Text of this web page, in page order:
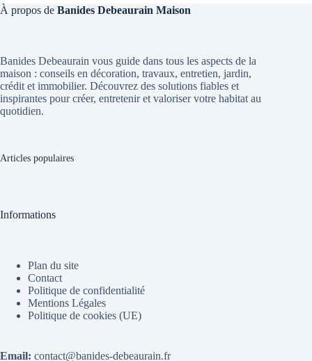
À propos de Banides Debeaurain Maison
Banides Debeaurain vous guide dans tous les aspects de la
maison : conseils en décoration, travaux, entretien, jardin,
crédit et immobilier. Découvrez des solutions fiables et
inspirantes pour créer, entretenir et valoriser votre habitat au
quotidien.
Articles populaires
Informations
Plan du site
Contact
Politique de confidentialité
Mentions Légales
Politique de cookies (UE)
Email: contact@banides-debeaurain.fr